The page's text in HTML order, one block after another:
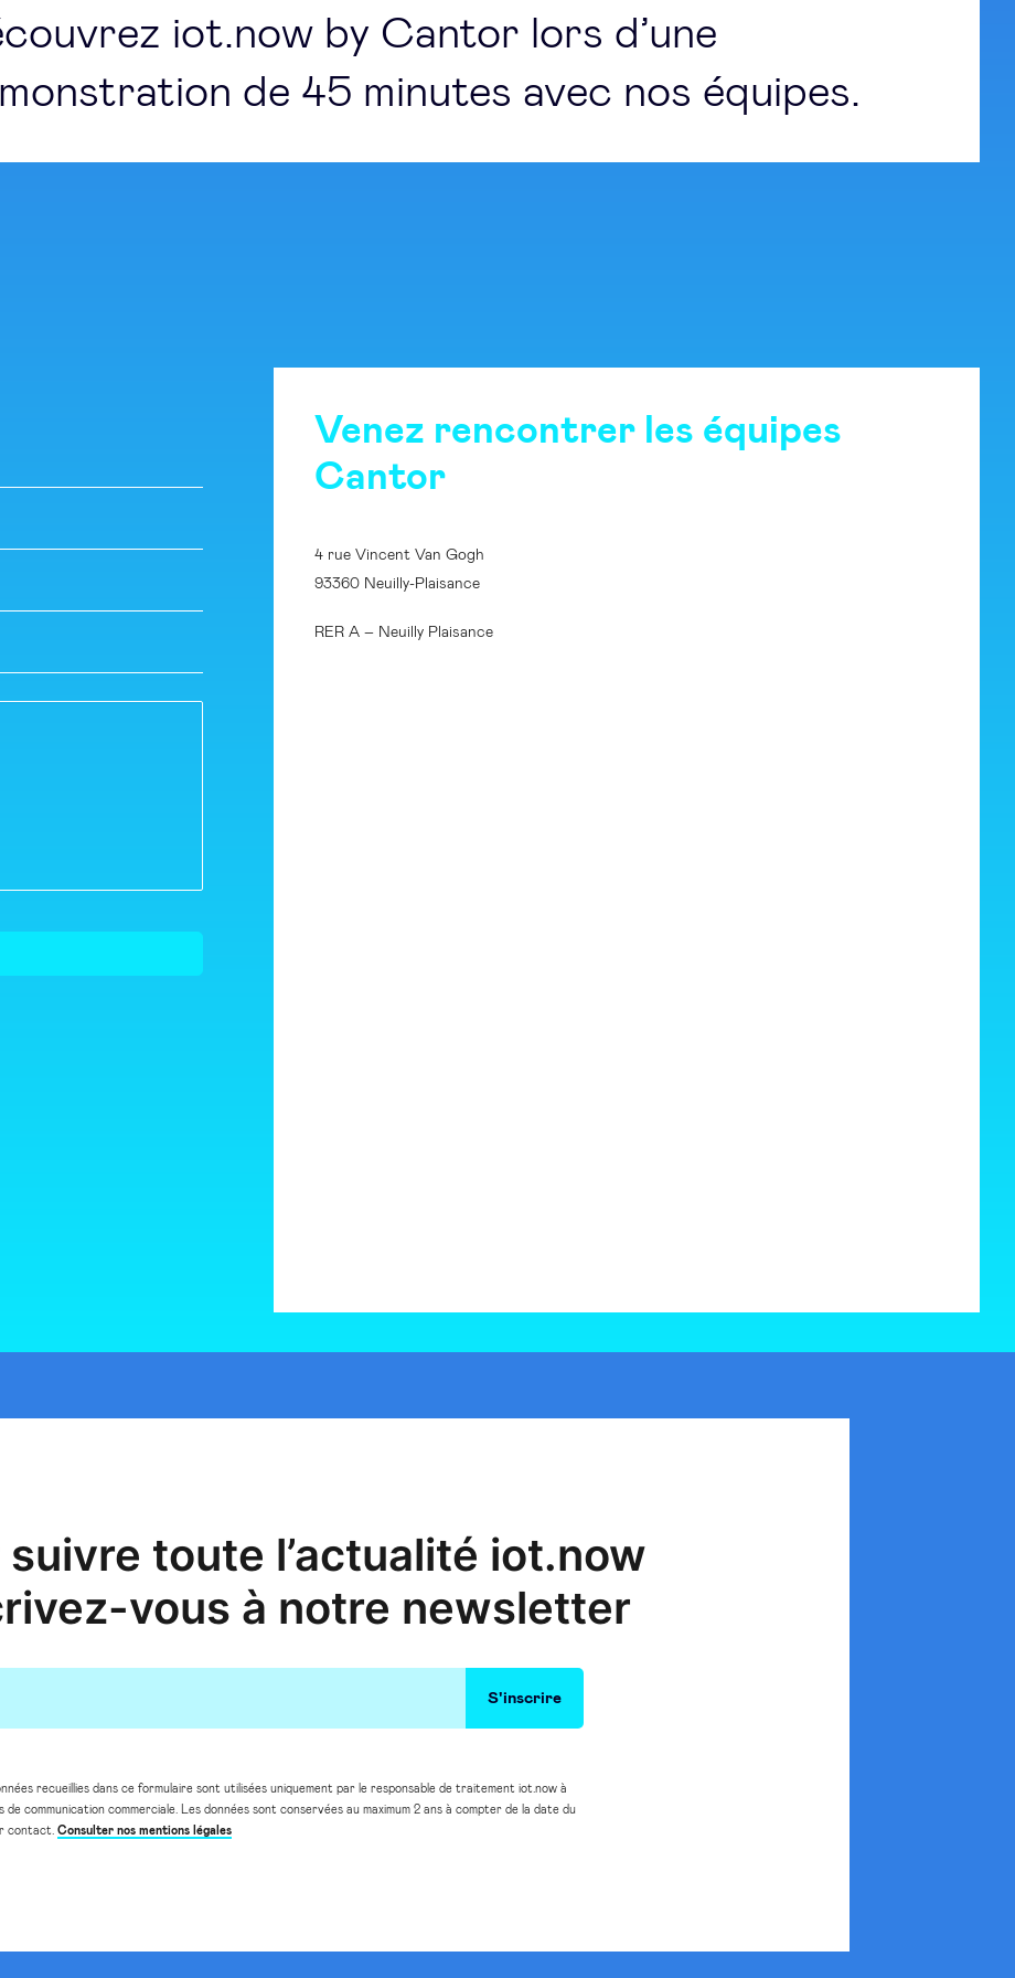
iot.now by Cantor lors d’une
de 45 minutes avec nos équipes.
Venez rencontrer les équipes
Cantor
4 rue Vincent Van Gogh
93360 Neuilly-Plaisance
RER A – Neuilly Plaisance
suivre toute l’actualité iot.now
vous à notre newsletter
recueillies dans ce formulaire sont utilisées uniquement par le responsable de traitement iot.now à
de communication commerciale. Les données sont conservées au maximum 2 ans à compter de la date du
contact. Consulter nos mentions légales